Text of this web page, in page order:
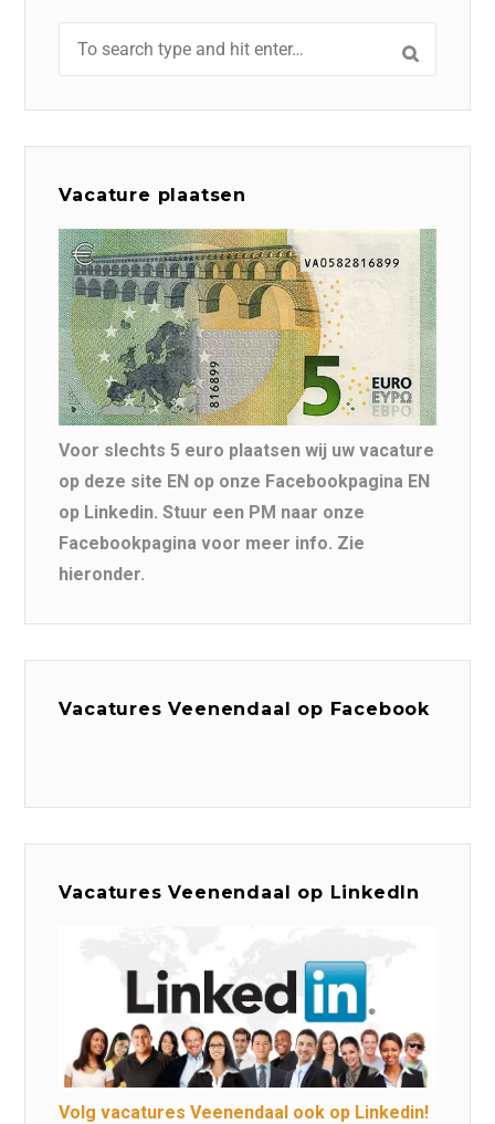
Vacature plaatsen
Voor slechts 5 euro plaatsen wij uw vacature
op deze site EN op onze Facebookpagina EN
op Linkedin. Stuur een PM naar onze
Facebookpagina voor meer info. Zie
hieronder.
Vacatures Veenendaal op Facebook
Vacatures Veenendaal op LinkedIn
Volg vacatures Veenendaal ook op Linkedin!